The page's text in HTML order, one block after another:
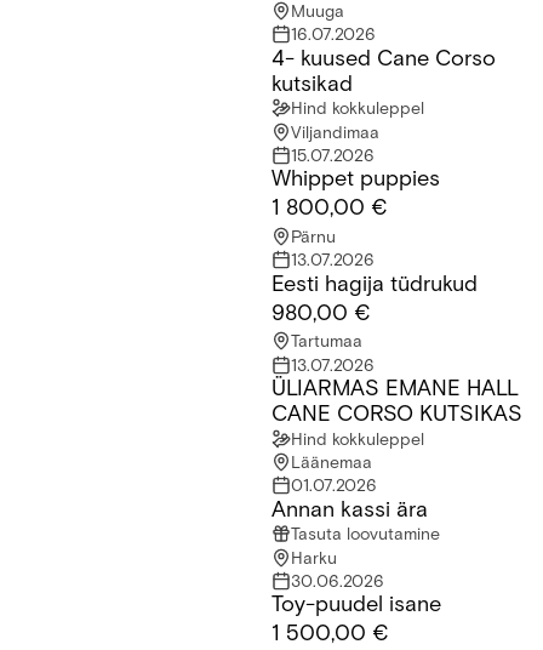
Muuga
16.07.2026
4- kuused Cane Corso kutsikad4- kuused Cane Corso
kutsikad
Hind kokkuleppel
Viljandimaa
15.07.2026
Whippet puppies
1 800,00 €
Pärnu
13.07.2026
Eesti hagija tüdrukud
980,00 €
Tartumaa
13.07.2026
ÜLIARMAS EMANE HALL CANE CORSO KUTSIKAS
ÜLIARMAS EMANE HALL
CANE CORSO KUTSIKAS
Hind kokkuleppel
Läänemaa
01.07.2026
Annan kassi ära
Tasuta loovutamine
Harku
30.06.2026
Toy-puudel isane
1 500,00 €